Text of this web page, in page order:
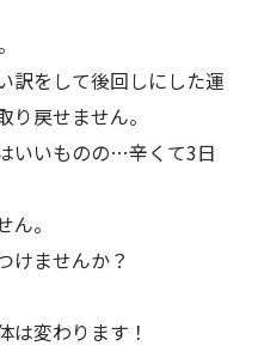
訳をして後回しにした運
戻せません。
いいものの…辛くて3日
。
けませんか？
は変わります！